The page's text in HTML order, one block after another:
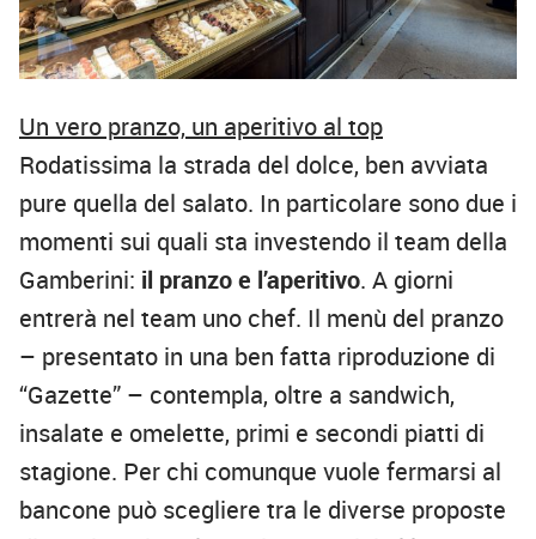
Un vero pranzo, un aperitivo al top
Rodatissima la strada del dolce, ben avviata
pure quella del salato. In particolare sono due i
momenti sui quali sta investendo il team della
Gamberini: il pranzo e l’aperitivo. A giorni
entrerà nel team uno chef. Il menù del pranzo
– presentato in una ben fatta riproduzione di
“Gazette” – contempla, oltre a sandwich,
insalate e omelette, primi e secondi piatti di
stagione. Per chi comunque vuole fermarsi al
bancone può scegliere tra le diverse proposte